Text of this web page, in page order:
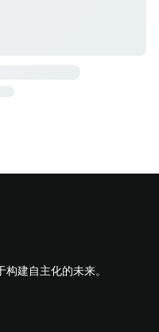
建自主化的未来。